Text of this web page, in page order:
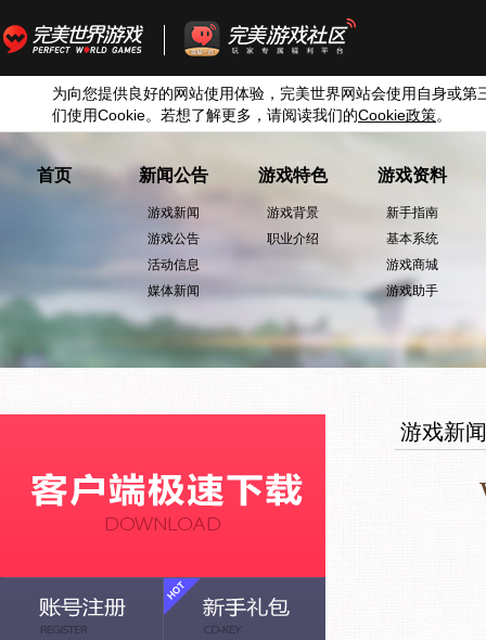
为向您提供良好的网站使用体验，完美世界网站会使用自身或第
们使用Cookie。若想了解更多，请阅读我们的Cookie政策。
首页 新闻公告
游戏新闻
游戏公告
活动信息
媒体新闻
游戏特色
游戏背景
职业介绍
游戏资料
新手指南
基本系统
游戏商城
游戏助手
游戏新闻